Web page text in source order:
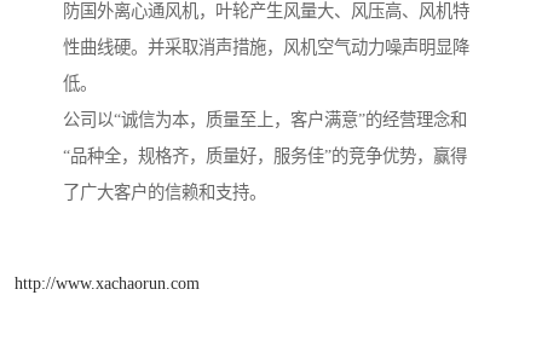
防国外离心通风机，叶轮产生风量大、风压高、风机特
性曲线硬。并采取消声措施，风机空气动力噪声明显降
低。
公司以“诚信为本，质量至上，客户满意”的经营理念和
“品种全，规格齐，质量好，服务佳”的竞争优势，赢得
了广大客户的信赖和支持。
http://www.xachaorun.com